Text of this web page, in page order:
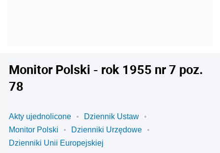
Monitor Polski - rok 1955 nr 7 poz.
78
Akty ujednolicone
Dziennik Ustaw
Monitor Polski
Dzienniki Urzędowe
Dzienniki Unii Europejskiej